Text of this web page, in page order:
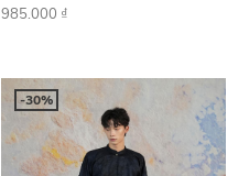
985.000 ₫
-30%